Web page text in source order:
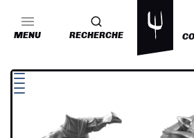
MENU RECHERCHE